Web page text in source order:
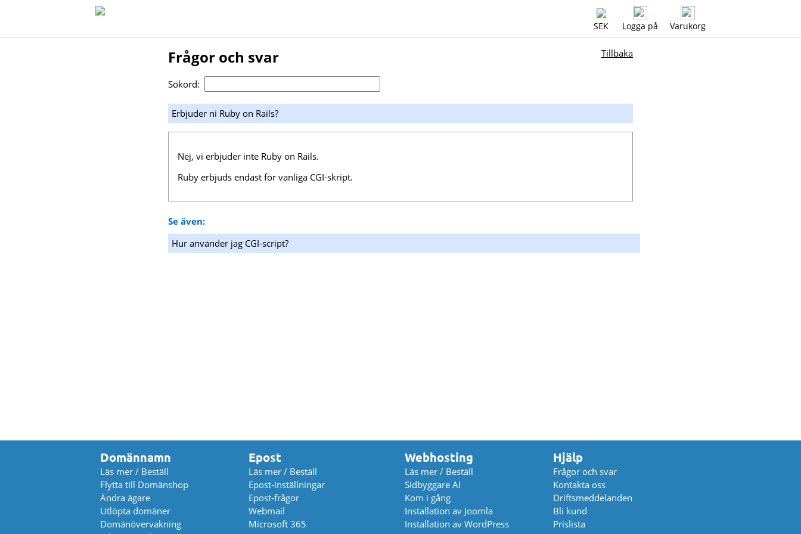
SEK Logga på Varukorg
Frågor och svar Tillbaka
Sökord:
Erbjuder ni Ruby on Rails?
Nej, vi erbjuder inte Ruby on Rails.
Ruby erbjuds endast för vanliga CGI-skript.
Se även:
Hur använder jag CGI-script?
Domännamn
Läs mer / Beställ
Flytta till Domänshop
Ändra ägare
Utlöpta domäner
Domänövervakning
Epost
Läs mer / Beställ
Epost-inställningar
Epost-frågor
Webmail
Microsoft 365
Webhosting
Läs mer / Beställ
Sidbyggare AI
Kom i gång
Installation av Joomla
Installation av WordPress
Hjälp
Frågor och svar
Kontakta oss
Driftsmeddelanden
Bli kund
Prislista